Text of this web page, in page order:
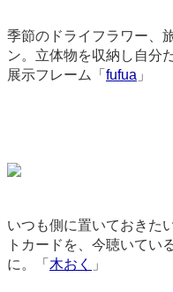
季節のドライフラワー、
ン。立体物を収納し自分
展示フレーム「 fufua 」
いつも側に置いておきた
トカードを、今聴いてい
に。「 木おく 」